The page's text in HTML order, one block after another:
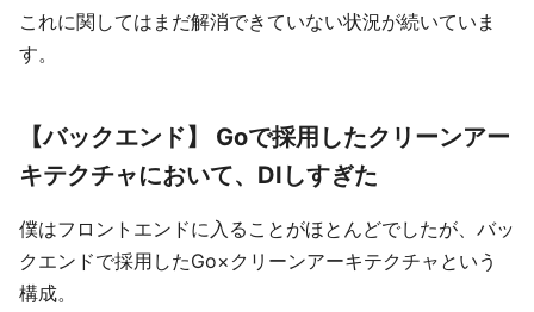
これに関してはまだ解消できていない状況が続いていま
す。
【バックエンド】 Goで採用したクリーンアー
キテクチャにおいて、DIしすぎた
僕はフロントエンドに入ることがほとんどでしたが、バッ
クエンドで採用したGo×クリーンアーキテクチャという
構成。